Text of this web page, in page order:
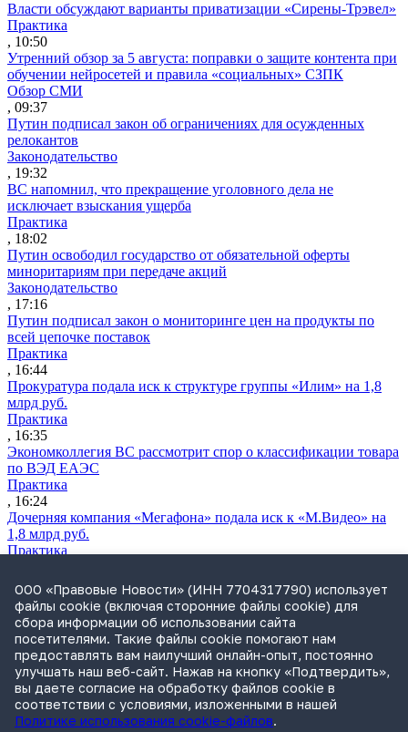
Власти обсуждают варианты приватизации «Сирены-Трэвел»
Практика
, 10:50
Утренний обзор за 5 августа: поправки о защите контента при
обучении нейросетей и правила «социальных» СЗПК
Обзор СМИ
, 09:37
Путин подписал закон об ограничениях для осужденных
релокантов
Законодательство
, 19:32
ВС напомнил, что прекращение уголовного дела не
исключает взыскания ущерба
Практика
, 18:02
Путин освободил государство от обязательной оферты
миноритариям при передаче акций
Законодательство
, 17:16
Путин подписал закон о мониторинге цен на продукты по
всей цепочке поставок
Практика
, 16:44
Прокуратура подала иск к структуре группы «Илим» на 1,8
млрд руб.
Практика
, 16:35
Экономколлегия ВС рассмотрит спор о классификации товара
по ВЭД ЕАЭС
Практика
, 16:24
Дочерняя компания «Мегафона» подала иск к «М.Видео» на
1,8 млрд руб.
Практика
СИП проверит отмену патента на систему управления
устройствами после возражений «Яндекса»
Практика
, 15:17
Суды 10 стран рассматривают иски российской «дочки»
Google о возврате дивидендов
Международная практика
, 14:09
ООО «Правовые Новости» (ИНН 7704317790) использует
файлы cookie (включая сторонние файлы cookie) для
сбора информации об использовании сайта
посетителями. Такие файлы cookie помогают нам
предоставлять вам наилучший онлайн-опыт, постоянно
улучшать наш веб-сайт. Нажав на кнопку «Подтвердить»,
вы даете согласие на обработку файлов cookie в
соответствии с условиями, изложенными в нашей
Политике использования cookie-файлов.